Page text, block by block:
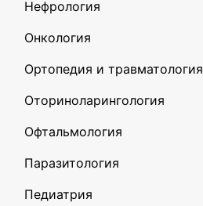
Нефрология
Онкология
Ортопедия и травматология
Оториноларингология
Офтальмология
Паразитология
Педиатрия